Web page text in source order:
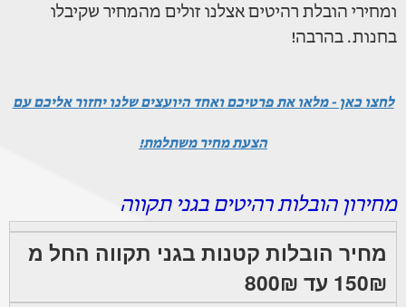
ומחירי הובלת רהיטים אצלנו זולים מהמחיר שקיבלו
בחנות. בהרבה!
לחצו כאן - מלאו את פרטיכם ואחד היועצים שלנו יחזור אליכם עם
הצעת מחיר משתלמת!
מחירון הובלות רהיטים בגני תקווה
מחיר הובלות קטנות בגני תקווה החל מ
150₪ עד 800₪